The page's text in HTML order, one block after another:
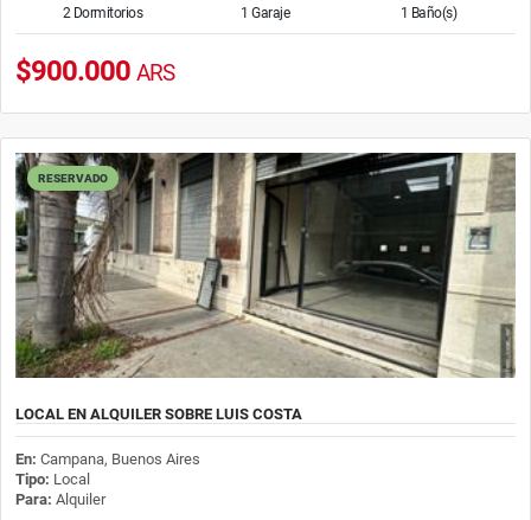
2 Dormitorios 1 Garaje 1 Baño(s)
$900.000 ARS
RESERVADO
LOCAL EN ALQUILER SOBRE LUIS COSTA
En: Campana, Buenos Aires
Tipo: Local
Para: Alquiler